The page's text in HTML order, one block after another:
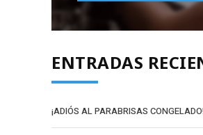
ENTRADAS
¡ADIÓS AL PARABRISAS CONGELADO!